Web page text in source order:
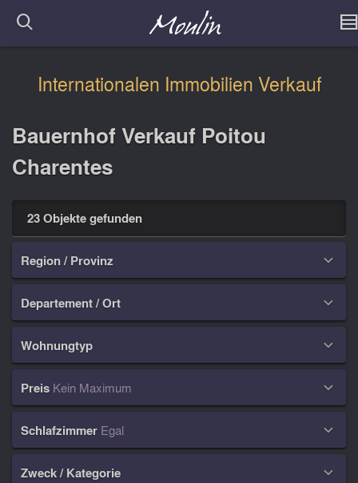
Internationalen Immobilien Verkauf
Bauernhof Verkauf Poitou
Charentes
23 Objekte gefunden
Region / Provinz 
Departement / Ort 
Wohnungtyp 
Preis Kein Maximum 
Schlafzimmer Egal 
Zweck / Kategorie 